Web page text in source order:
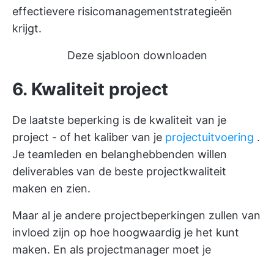
effectievere risicomanagementstrategieën
krijgt.
Deze sjabloon downloaden
6. Kwaliteit project
De laatste beperking is de kwaliteit van je
project - of het kaliber van je projectuitvoering .
Je teamleden en belanghebbenden willen
deliverables van de beste projectkwaliteit
maken en zien.
Maar al je andere projectbeperkingen zullen van
invloed zijn op hoe hoogwaardig je het kunt
maken. En als projectmanager moet je